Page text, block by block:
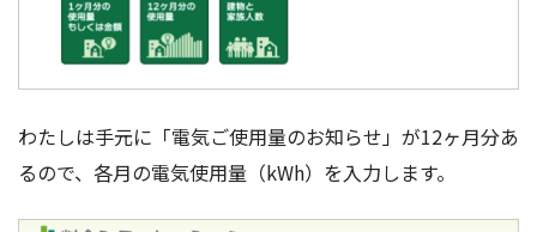
わたしは手元に「電気ご使用量のお知らせ」が12ヶ月分あ
るので、各月の電気使用量（kWh）を入力します。